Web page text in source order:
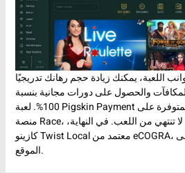
اللعبة، يمكنك زيادة حجم رهانك تدريجيًا
والحصول على دورات مجانية بنسبة
100%. لعبة Pigskin Payment الجديدة على الإنترنت، والمتوفرة على
منصة Race، ليست لعبة معقدة، حيث لا تنتهي من اللعب. في النهاية،
كازينو Twist Local معتمد من eCOGRA، مما يضمن سهولة اللعب على
الموقع.